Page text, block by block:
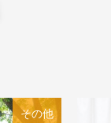
その他